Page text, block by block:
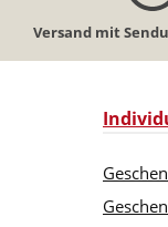
Versand mit